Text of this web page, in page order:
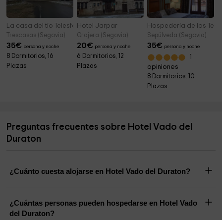
La casa del tío Telesforo
Trescasas (Segovia)
35€ persona y noche
8 Dormitorios, 16
Plazas
Hotel Jarpar
Grajera (Segovia)
20€ persona y noche
6 Dormitorios, 12
Plazas
Hospedería de los
Sepúlveda (Segovia)
35€ persona y noche
opiniones
8 Dormitorios, 10
Plazas
Preguntas frecuentes sobre Hotel Vado del
Duraton
¿Cuánto cuesta alojarse en Hotel Vado del Duraton?
¿Cuántas personas pueden hospedarse en Hotel Vado
del Duraton?